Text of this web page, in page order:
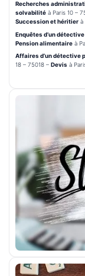
Recherches
solvabilité à Paris 10 –
Succession et héritier à
Enquêtes d’un
Pension alimentaire à
Affaires d’un détective
18 – 75018 – Devis à